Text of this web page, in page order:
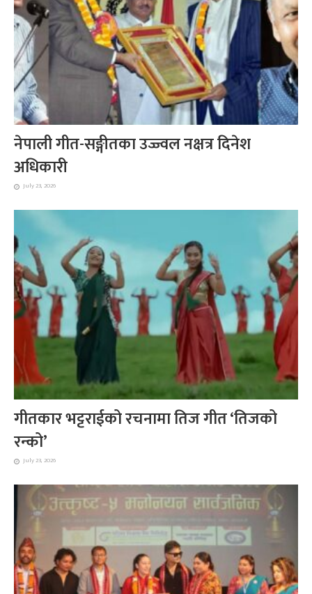
नेपाली गीत-सङ्गीतका उज्ज्वल नक्षत्र दिनेश
अधिकारी
July 23, 2026
गीतकार भट्टराईको रचनामा तिज गीत ‘तिजको
रन्को’
July 23, 2026